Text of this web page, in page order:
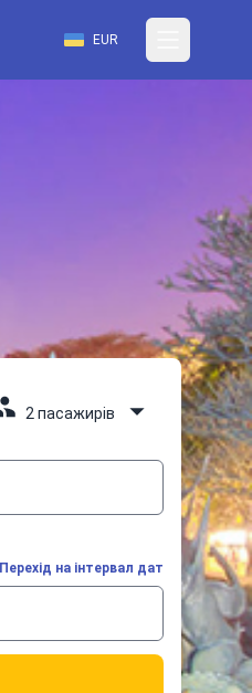
EUR
2 пасажирів
Перехід на інтервал дат